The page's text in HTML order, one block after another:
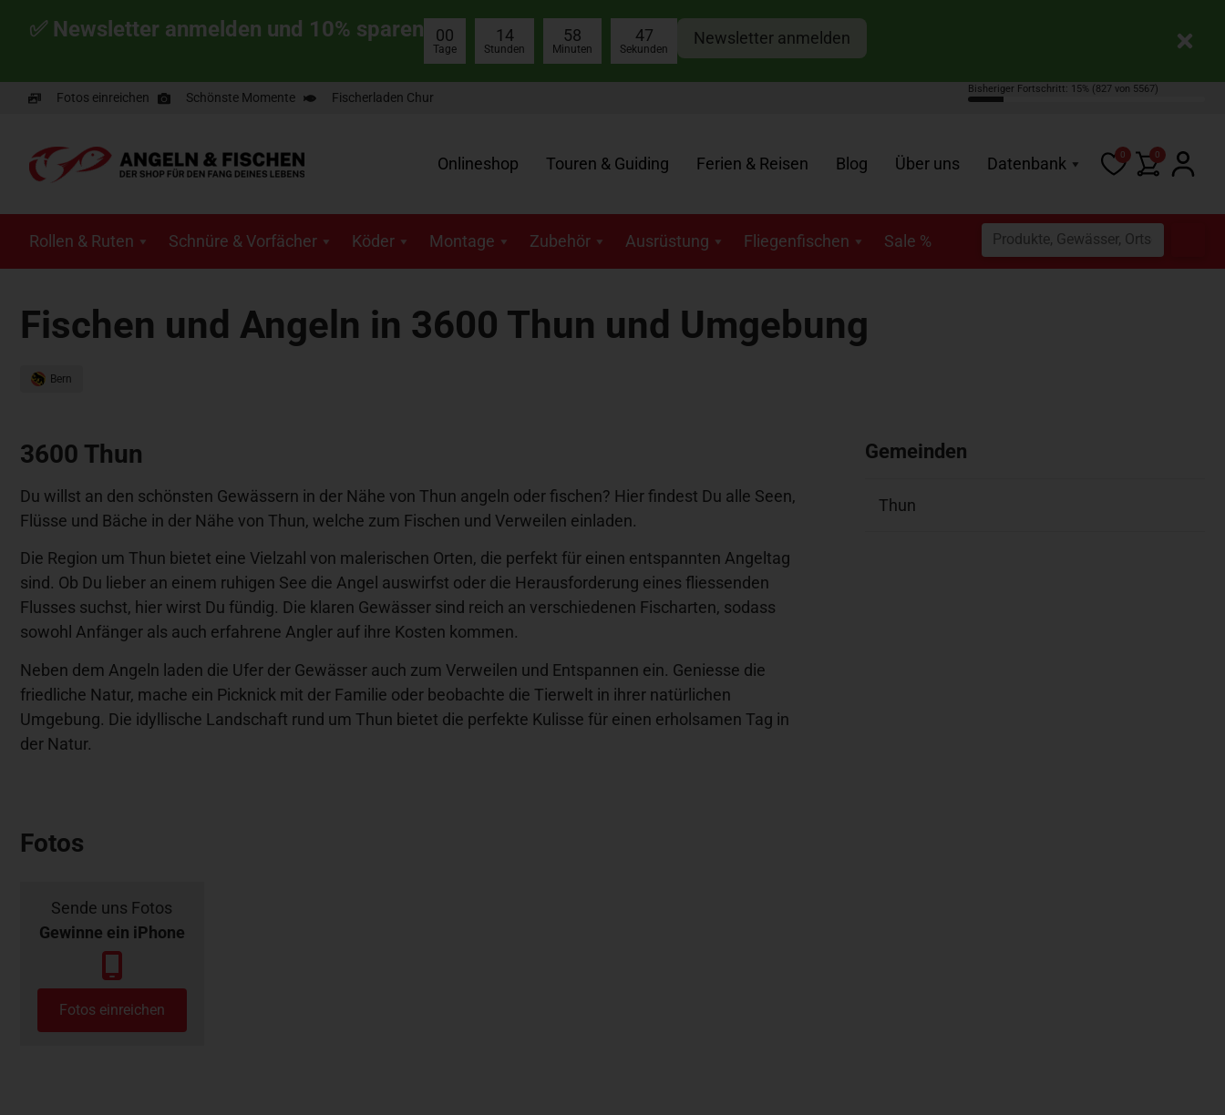
✅ Newsletter anmelden und 10% sparen 00
Tage
14
Stunden
58
Minuten
46
Sekunden
Newsletter anmelden
Fotos einreichen Schönste Momente Fischerladen Chur
Bisheriger Fortschritt: 15% (827 von 5567)
Onlineshop Touren & Guiding Ferien & Reisen Blog Über uns Datenbank 0 0
Rollen & Ruten Schnüre & Vorfächer Köder Montage Zubehör Ausrüstung Fliegenfischen Sale %
Fischen und Angeln in 3600 Thun und Umgebung
Bern
3600 Thun
Du willst an den schönsten Gewässern in der Nähe von Thun angeln oder fischen? Hier findest Du alle Seen,
Flüsse und Bäche in der Nähe von Thun, welche zum Fischen und Verweilen einladen.
Die Region um Thun bietet eine Vielzahl von malerischen Orten, die perfekt für einen entspannten Angeltag
sind. Ob Du lieber an einem ruhigen See die Angel auswirfst oder die Herausforderung eines fliessenden
Flusses suchst, hier wirst Du fündig. Die klaren Gewässer sind reich an verschiedenen Fischarten, sodass
sowohl Anfänger als auch erfahrene Angler auf ihre Kosten kommen.
Neben dem Angeln laden die Ufer der Gewässer auch zum Verweilen und Entspannen ein. Geniesse die
friedliche Natur, mache ein Picknick mit der Familie oder beobachte die Tierwelt in ihrer natürlichen
Umgebung. Die idyllische Landschaft rund um Thun bietet die perfekte Kulisse für einen erholsamen Tag in
der Natur.
Fotos
Sende uns Fotos
Gewinne ein iPhone
Fotos einreichen
Gemeinden
Thun